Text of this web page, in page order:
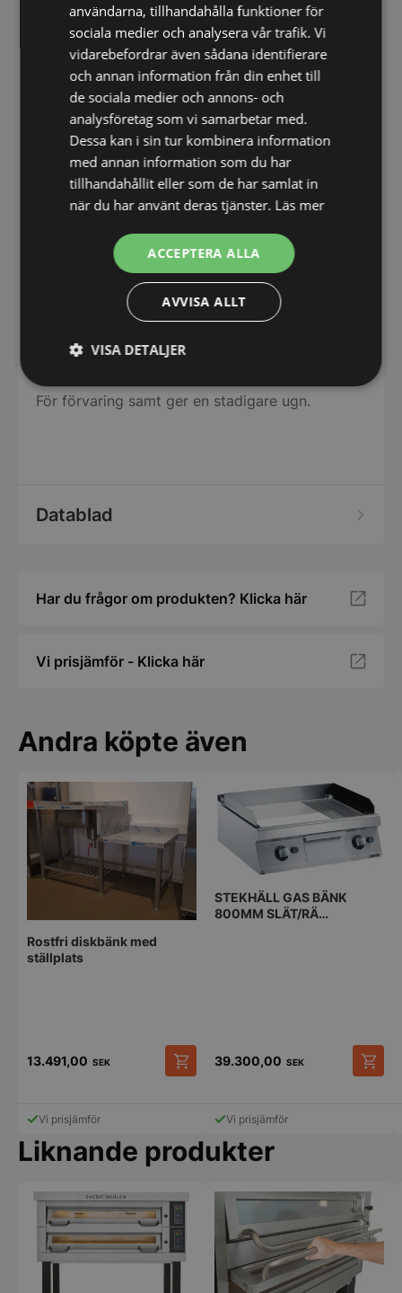
Tjockare stenhärd som lagrar värmen bättre och
som ger den rätta pizzasmaken
8. Anpassad benhöjd:
Benhöjden kan anpassas efter antal
ugnssektioner enligt önskemål, från 100-1000
9. Imkåpa:
Imkåpa som effektivt leder bort ånga vid
öppning av luckan.
10. Utdragshylla:
För förvaring samt ger en stadigare ugn.
Datablad
Har du frågor om produkten? Klicka här
Vi prisjämför - Klicka här
Andra köpte även
Rostfri diskbänk med
ställplats
13.491,00 SEK
produkten
flera
varianter.
olika
alternativen
kan
väljas
på
produktsidan
Vi prisjämför
STEKHÄLL GAS BÄNK
800MM SLÄT/RÄ
39.300,00 SEK
Vi prisjämför
Liknande produkter
användarna, tillhandahålla funktioner för
sociala medier och analysera vår trafik. Vi
vidarebefordrar även sådana identifierare
och annan information från din enhet till
de sociala medier och annons- och
analysföretag som vi samarbetar med.
Dessa kan i sin tur kombinera information
med annan information som du har
tillhandahållit eller som de har samlat in
när du har använt deras tjänster. Läs mer
ACCEPTERA ALLA
AVVISA ALLT
VISA DETALJER
Strikt
nödvändigt
Prestanda Inriktning
Strikt nödvändigt Prestanda
Inriktning
Strikt nödvändiga kakor tillåter
kärnwebbplatsfunktioner som användarinloggning
VISITOR_PRIVACY_METADATA